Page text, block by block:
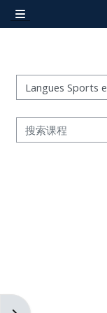
跳到主要内容
停靠面板
课程类别
搜索课程